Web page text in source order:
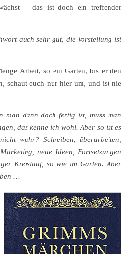
– das ist doch ein treffender
auch sehr gut, die Vorstellung ist
Arbeit, so ein Garten, bis er den
schaut euch nur hier um, und ist nie
man dann doch fertig ist, muss man
das kenne ich wohl. Aber so ist es
wahr? Schreiben, überarbeiten,
neue Ideen, Fortsetzungen
Kreislauf, so wie im Garten. Aber
…